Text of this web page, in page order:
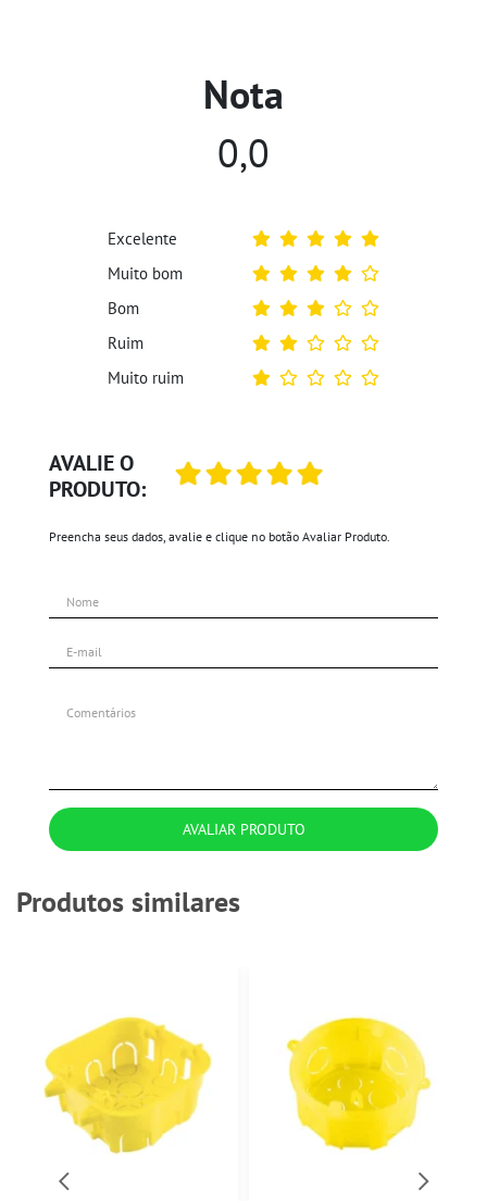
AVALIE O
PRODUTO:
Preencha seus dados, avalie e clique no botão Avaliar Produto.
AVALIAR PRODUTO
Nota
0,0
Excelente
Muito bom
Bom
Ruim
Muito ruim
Produtos similares